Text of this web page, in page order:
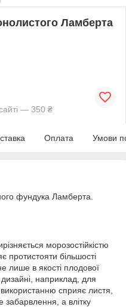
Ламберта
— 350 ₴
Оплата Умови
фундука Ламберта.
морозостійкістю
протистояти більшості
лише в якості плодової
наприклад, для
сприяє листя,
а влітку